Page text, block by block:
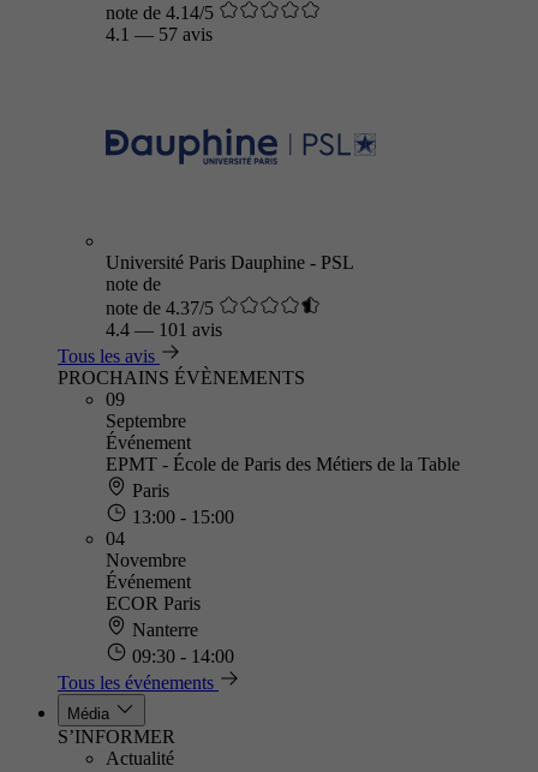
note de 4.14/5
4.1 — 57 avis
Université Paris Dauphine - PSL
note de
note de 4.37/5
4.4 — 101 avis
Tous les avis
PROCHAINS ÉVÈNEMENTS
09
Septembre
Événement
EPMT - École de Paris des Métiers de la Table
Paris
13:00 - 15:00
04
Novembre
Événement
ECOR Paris
Nanterre
09:30 - 14:00
Tous les événements
Média
S’INFORMER
Actualité